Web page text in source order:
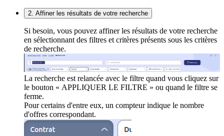
2. Affiner les résultats de votre recherche
Si besoin, vous pouvez affiner les résultats de votre recherche
en sélectionnant des filtres et critères présents sous les critères
de recherche.
La recherche est relancée avec le filtre quand vous cliquez sur
le bouton « APPLIQUER LE FILTRE » ou quand le filtre se
ferme.
Pour certains d'entre eux, un compteur indique le nombre
d'offres correspondant.